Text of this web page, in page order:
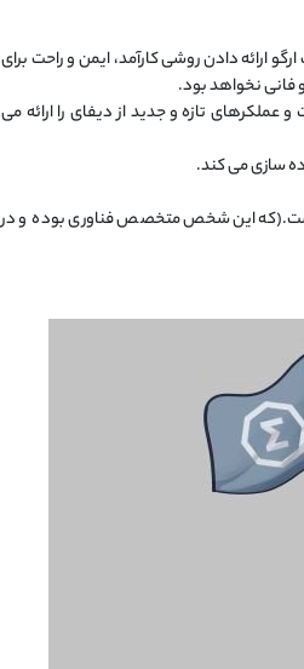
ارائه دادن روشی کارآمد، ایمن و راحت برای
فانی نخواهد بود.
عملکرهای تازه و جدید از دیفای را ارائه می
سازی می کند.
این شخص متخصص فناوری بوده و در